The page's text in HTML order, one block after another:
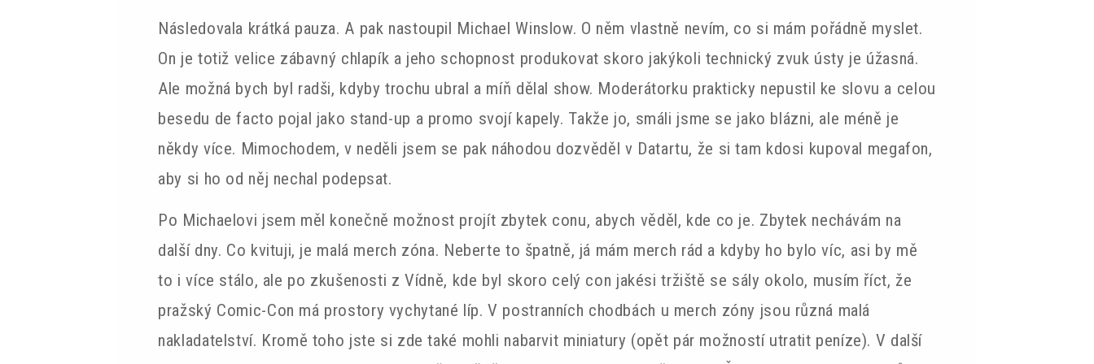
Následovala krátká pauza. A pak nastoupil Michael Winslow. O něm vlastně nevím, co si mám pořádně myslet.
On je totiž velice zábavný chlapík a jeho schopnost produkovat skoro jakýkoli technický zvuk ústy je úžasná.
Ale možná bych byl radši, kdyby trochu ubral a míň dělal show. Moderátorku prakticky nepustil ke slovu a celou
besedu de facto pojal jako stand-up a promo svojí kapely. Takže jo, smáli jsme se jako blázni, ale méně je
někdy více. Mimochodem, v neděli jsem se pak náhodou dozvěděl v Datartu, že si tam kdosi kupoval megafon,
aby si ho od něj nechal podepsat.
Po Michaelovi jsem měl konečně možnost projít zbytek conu, abych věděl, kde co je. Zbytek nechávám na
další dny. Co kvituji, je malá merch zóna. Neberte to špatně, já mám merch rád a kdyby ho bylo víc, asi by mě
to i více stálo, ale po zkušenosti z Vídně, kde byl skoro celý con jakési tržiště se sály okolo, musím říct, že
pražský Comic-Con má prostory vychytané líp. V postranních chodbách u merch zóny jsou různá malá
nakladatelství. Kromě toho jste si zde také mohli nabarvit miniatury (opět pár možností utratit peníze). V další